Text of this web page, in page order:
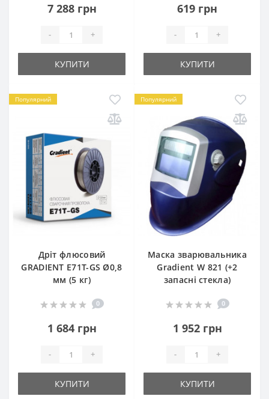
7 288 грн
- +
КУПИТИ
619 грн
- +
КУПИТИ
Популярний
Дріт флюсовий
GRADIENT E71T-GS Ø0,8
мм (5 кг)
0
1 684 грн
- +
КУПИТИ
Популярний
Маска зварювальника
Gradient W 821 (+2
запасні стекла)
0
1 952 грн
- +
КУПИТИ